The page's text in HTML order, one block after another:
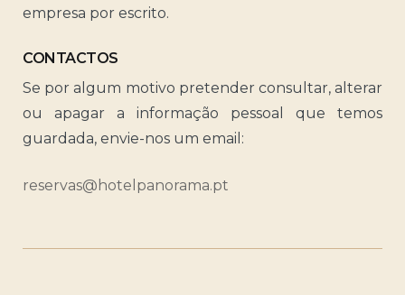
empresa por escrito.
CONTACTOS
Se por algum motivo pretender consultar, alterar
ou apagar a informação pessoal que temos
guardada, envie-nos um email:
reservas@hotelpanorama.pt